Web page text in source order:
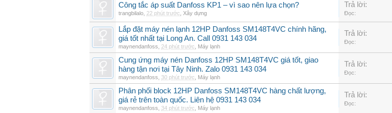
Công tắc áp suất Danfoss KP1 – vì sao nên lựa chọn?
trangbilalo 22 phút trước Xây dựng
Trả lời:
Đọc:
Lắp đặt máy nén lạnh 12HP Danfoss SM148T4VC chính hãng,
giá tốt nhất tại Long An. Call 0931 143 034
maynendanfoss 24 phút trước Máy lạnh
Trả lời:
Đọc:
Cung ứng máy nén Danfoss 12HP SM148T4VC giá tốt, giao
hàng tận nơi tại Tây Ninh. Zalo 0931 143 034
maynendanfoss 30 phút trước Máy lạnh
Trả lời:
Đọc:
Phân phối block 12HP Danfoss SM148T4VC hàng chất lượng,
giá rẻ trên toàn quốc. Liên hệ 0931 143 034
maynendanfoss 34 phút trước Máy lạnh
Trả lời:
Đọc: